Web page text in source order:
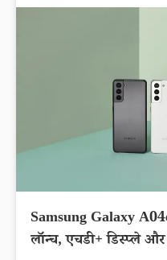
Samsung Galaxy
लॉन्च, एचडी+ डिस्प्ले